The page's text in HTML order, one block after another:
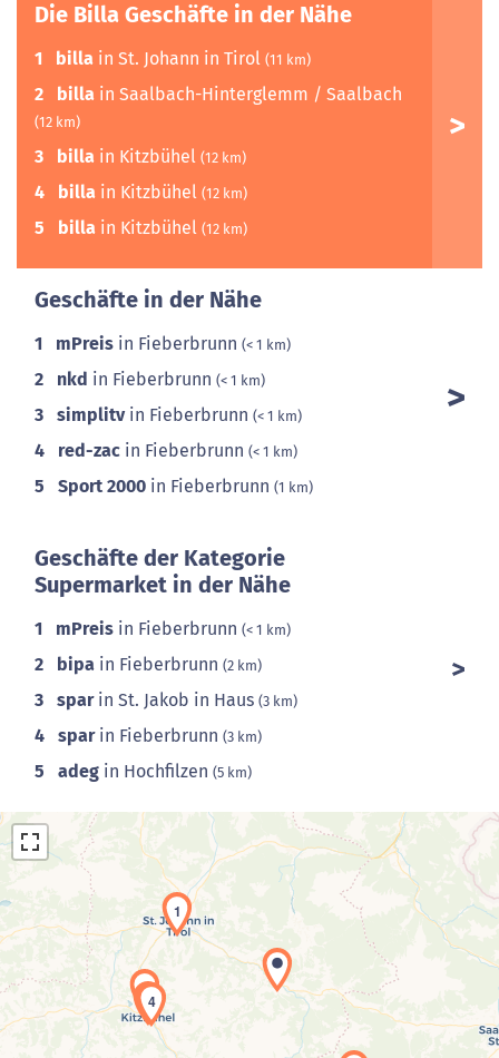
Die Billa Geschäfte in der Nähe
1 billa in St. Johann in Tirol (11 km)
2 billa in Saalbach-Hinterglemm / Saalbach
(12 km)
3 billa in Kitzbühel (12 km)
4 billa in Kitzbühel (12 km)
5 billa in Kitzbühel (12 km)
Geschäfte in der Nähe
1 mPreis in Fieberbrunn (< 1 km)
2 nkd in Fieberbrunn (< 1 km)
3 simplitvin Fieberbrunn (< 1 km)
4 red-zac in Fieberbrunn (< 1 km)
5 Sport 2000 in Fieberbrunn (1 km)
Geschäfte der Kategorie
Supermarket in der Nähe
1 mPreis in Fieberbrunn (< 1 km)
2 bipa in Fieberbrunn (2 km)
3 sparin St. Jakob in Haus (3 km)
4 sparin Fieberbrunn (3 km)
5 adeg in Hochfilzen (5 km)
Laden der Karte...
1
3
4
5